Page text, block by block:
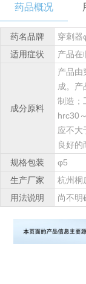
药品概况
药名品牌
穿刺器
适用症状
产品在
成分原料
产品由
成。
制造；
hrc30
应不大
良好的
规格包装
φ5
生产厂家
杭州桐
用法说明
尚不明